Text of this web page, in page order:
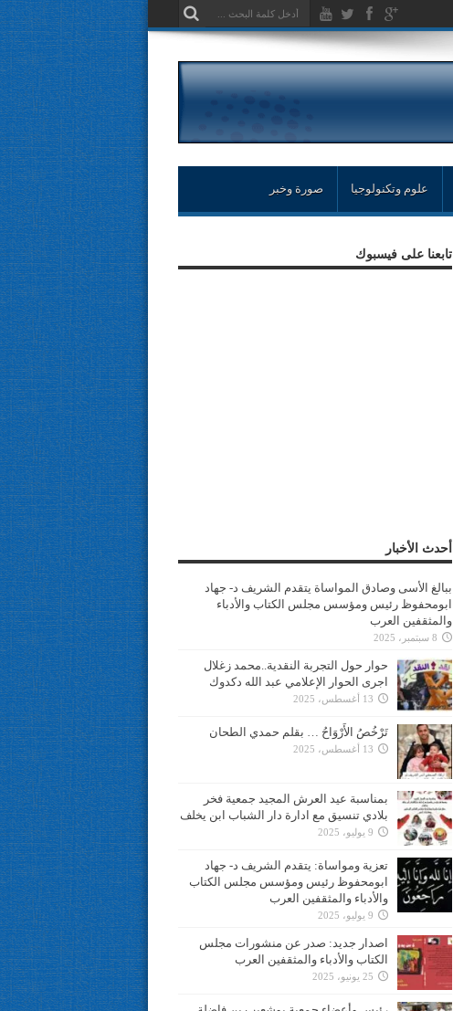
علوم وتكنولوجيا صورة وخبر
تابعنا على فيسبوك
أحدث الأخبار
ببالغ الأسى وصادق المواساة يتقدم الشريف د- جهاد
ابومحفوظ رئيس ومؤسس مجلس الكتاب والأدباء
والمثقفين العرب
8 سبتمبر، 2025
حوار حول التجربة النقدية..محمد زغلال
اجرى الحوار الإعلامي عبد الله دكدوك
13 أغسطس، 2025
تَرْخُصُ الأَرْوَاحُ … بقلم حمدي الطحان
13 أغسطس، 2025
بمناسبة عيد العرش المجيد جمعية فخر
بلادي تنسيق مع ادارة دار الشباب ابن يخلف
9 يوليو، 2025
تعزية ومواساة: يتقدم الشريف د- جهاد
ابومحفوظ رئيس ومؤسس مجلس الكتاب
والأدباء والمثقفين العرب
9 يوليو، 2025
اصدار جديد: صدر عن منشورات مجلس
الكتاب والأدباء والمثقفين العرب
25 يونيو، 2025